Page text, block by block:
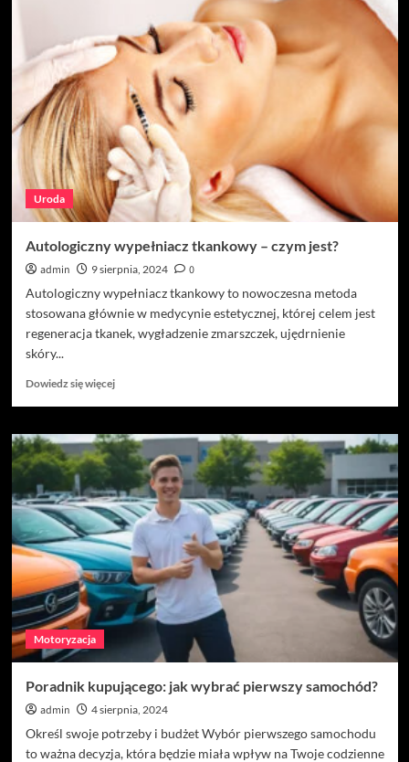
materiały
na
bluzy
damskie
wybrać
na
chłodniejsze
dni?
Uroda
Autologiczny wypełniacz tkankowy – czym jest?
admin 9 sierpnia, 2024
0
Autologiczny wypełniacz tkankowy to nowoczesna metoda
stosowana głównie w medycynie estetycznej, której celem jest
regeneracja tkanek, wygładzenie zmarszczek, ujędrnienie
skóry...
Dowiedz się więcejDowiedz
o
Autologiczny
wypełniacz
tkankowy
–
czym
jest?
Motoryzacja
Poradnik kupującego: jak wybrać pierwszy samochód?
admin 4 sierpnia, 2024
Określ swoje potrzeby i budżet Wybór pierwszego samochodu
to ważna decyzja, która będzie miała wpływ na Twoje codzienne